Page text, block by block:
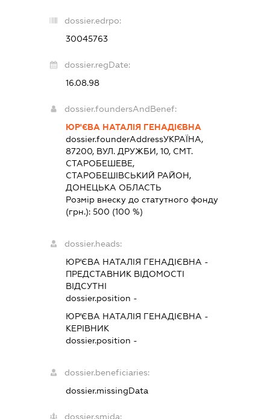
dossier.edrpo:
30045763
dossier.regDate:
16.08.98
dossier.foundersAndBenef:
ЮР'ЄВА НАТАЛІЯ ГЕНАДІЄВНА
dossier.founderAddressУКРАЇНА,
87200, ВУЛ. ДРУЖБИ, 10, СМТ.
СТАРОБЕШЕВЕ,
СТАРОБЕШІВСЬКИЙ РАЙОН,
ДОНЕЦЬКА ОБЛАСТЬ
Розмір внеску до статутного фонду
(грн.): 500 (100 %)
dossier.heads:
ЮР'ЄВА НАТАЛІЯ ГЕНАДІЄВНА -
ПРЕДСТАВНИК ВІДОМОСТІ
ВІДСУТНІ
dossier.position -
ЮР'ЄВА НАТАЛІЯ ГЕНАДІЄВНА -
КЕРІВНИК
dossier.position -
dossier.beneficiaries:
dossier.missingData
dossier.smida: